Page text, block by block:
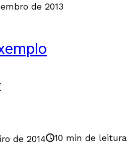
de 2013
de 2014 10 min de leitura